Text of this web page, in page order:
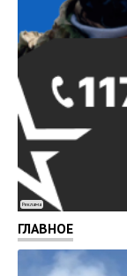
Реклама
ГЛАВНОЕ